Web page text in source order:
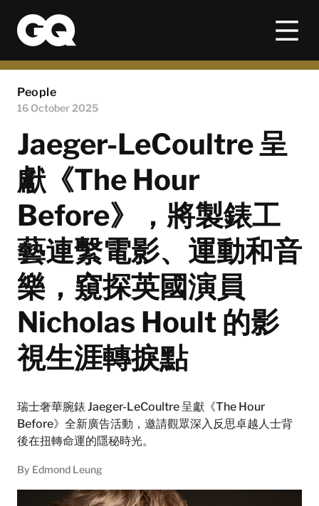
People
16 October 2025
Jaeger-LeCoultre 呈
獻《The Hour
Before》，將製錶工
藝連繫電影、運動和音
樂，窺探英國演員
Nicholas Hoult 的影
視生涯轉捩點
瑞士奢華腕錶 Jaeger-LeCoultre 呈獻《The Hour
Before》全新廣告活動，邀請觀眾深入反思卓越人士背
後在扭轉命運的隱秘時光。
By Edmond Leung